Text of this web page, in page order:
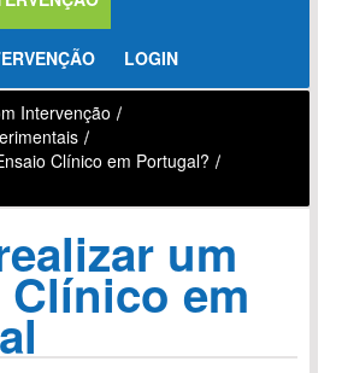
LOGIN
Intervenção /
/
Clínico em Portugal? /
um
em